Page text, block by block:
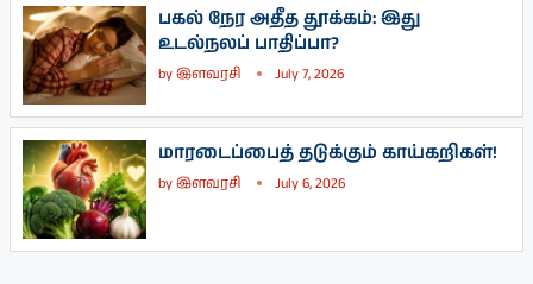
பகல் நேர அதீத தூக்கம்: இது
உடல்நலப் பாதிப்பா?
byஇளவரசி July 7, 2026
மாரடைப்பைத் தடுக்கும் காய்கறிகள்!
byஇளவரசி July 6, 2026